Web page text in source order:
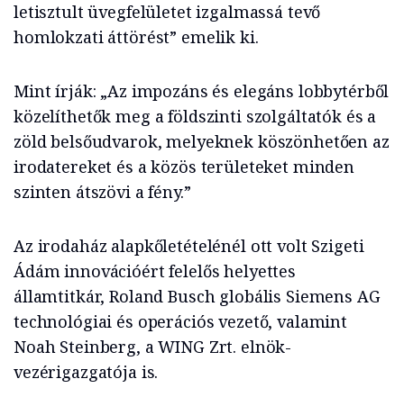
letisztult üvegfelületet izgalmassá tevő
homlokzati áttörést” emelik ki.
Mint írják: „Az impozáns és elegáns lobbytérből
közelíthetők meg a földszinti szolgáltatók és a
zöld belsőudvarok, melyeknek köszönhetően az
irodatereket és a közös területeket minden
szinten átszövi a fény.”
Az irodaház alapkőletételénél ott volt Szigeti
Ádám innovációért felelős helyettes
államtitkár, Roland Busch globális Siemens AG
technológiai és operációs vezető, valamint
Noah Steinberg, a WING Zrt. elnök-
vezérigazgatója is.